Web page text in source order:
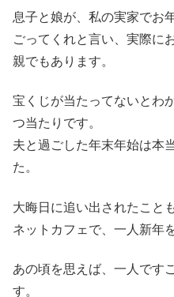
息子と娘が、私の実家でお
ごってくれと言い、実際に
親でもあります。
宝くじが当たってないとわ
つ当たりです。
夫と過ごした年末年始は本
た。
大晦日に追い出されたこと
ネットカフェで、一人新年
あの頃を思えば、一人です
す。